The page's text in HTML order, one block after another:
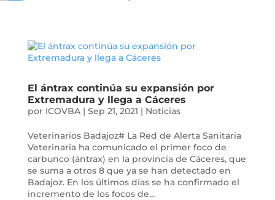
El ántrax continúa su expansión por
Extremadura y llega a Cáceres
por ICOVBA| Sep 21, 2021 | Noticias
Veterinarios Badajoz# La Red de Alerta Sanitaria
Veterinaria ha comunicado el primer foco de
carbunco (ántrax) en la provincia de Cáceres, que
se suma a otros 8 que ya se han detectado en
Badajoz. En los últimos días se ha confirmado el
incremento de los focos de...